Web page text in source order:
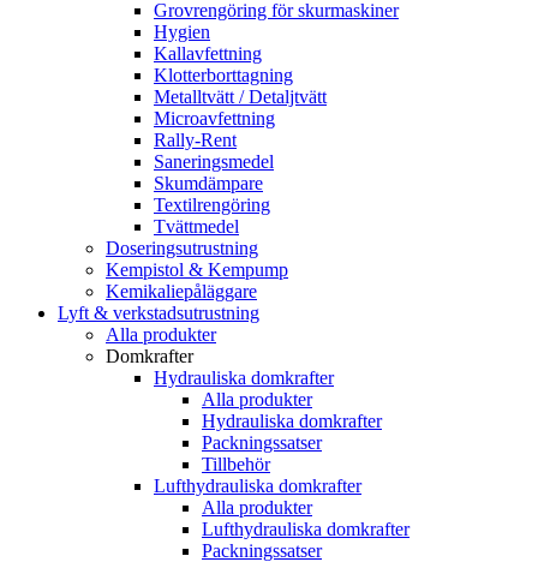
Grovrengöring för skurmaskiner
Hygien
Kallavfettning
Klotterborttagning
Metalltvätt / Detaljtvätt
Microavfettning
Rally-Rent
Saneringsmedel
Skumdämpare
Textilrengöring
Tvättmedel
Doseringsutrustning
Kempistol & Kempump
Kemikaliepåläggare
Lyft & verkstadsutrustning
Alla produkter
Domkrafter
Hydrauliska domkrafter
Alla produkter
Hydrauliska domkrafter
Packningssatser
Tillbehör
Lufthydrauliska domkrafter
Alla produkter
Lufthydrauliska domkrafter
Packningssatser